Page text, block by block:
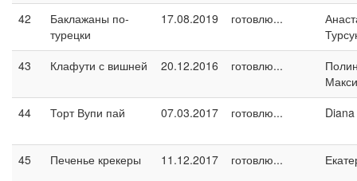
42
Баклажаны по-
турецки
17.08.2019 готовлю...
43
Клафути с вишней 20.12.2016 готовлю...
44
Торт Вупи пай 07.03.2017 готовлю... Diana
45 Печенье крекеры 11.12.2017 готовлю...